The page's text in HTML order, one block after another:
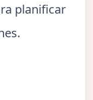
planificar